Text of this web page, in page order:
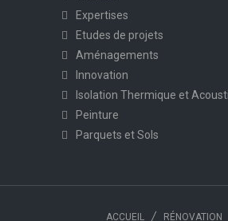
Expertises
Etudes de projets
Aménagements
Innovation
Isolation Thermique et
Peinture
Parquets et Sols
ACCUEIL RÉNOVATION